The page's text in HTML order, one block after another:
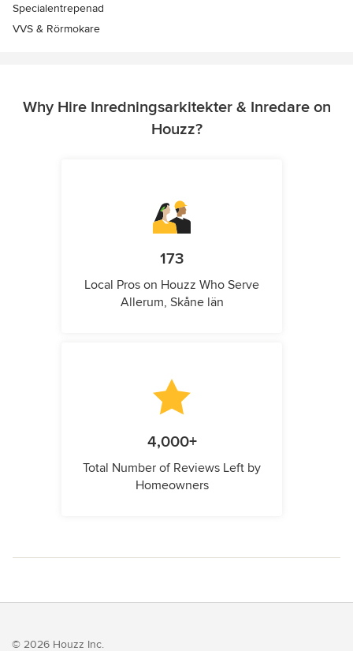
Specialentrepenad
VVS & Rörmokare
Why Hire Inredningsarkitekter & Inredare on
Houzz?
173
Local Pros on Houzz Who Serve
Allerum, Skåne län
4,000+
Total Number of Reviews Left by
Homeowners
© 2026 Houzz Inc.